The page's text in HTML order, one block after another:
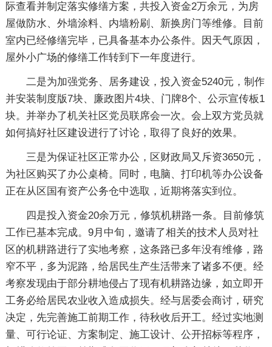
际查看并制定落实修缮方案，共投入资金2万余元，为房
屋做防水、外墙涂料、内墙粉刷、新换房门等维修。目前
室内已经修缮完毕，已具备基本办公条件。因天气原因，
屋外小广场的修缮工作转到下一年度进行。
二是为加强党务、居务建设，投入资金5240元，制作
并安装制度版7块、廉政图片4块、门牌8个、公示宣传板1
块。并举办了机关社区党员联席会一次。会上双方党员就
如何搞好社区建设进行了讨论，取得了良好的效果。
三是为保证社区正常办公，区财政局又斥资3650元，
为社区购买了办公桌椅。同时，电脑、打印机等办公设备
正在从区国有资产公务仓中选取，近期将落实到位。
四是投入资金20余万元，修筑机耕路一条。目前修筑
工作已基本完成。9月中旬，邀请了相关的技术人员对社
区的机耕路进行了实地考察，这条路已多年没有维修，路
窄不平，多为泥路，给居民生产生活带来了诸多不便。经
考察发现由于部分耕地侵占了现有机耕路边缘，如立即开
工务必给居民农业收入造成损失。经与居委会商讨，研究
决定，先完善施工前期工作，待秋收后开工。经过实地测
量、可行论证、方案制定、施工设计、公开招标等程序，